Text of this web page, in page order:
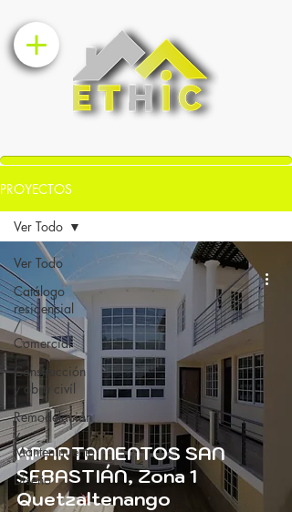
PROYECTOS
Ver Todo
Catálogo
residencial
/
Comercial
Construcción
y obra civíl
Remodelación
y
Mantenimiento
Diseño
Ver Todo
APARTAMENTOS SAN
SEBASTIÁN, Zona 1
Quetzaltenango